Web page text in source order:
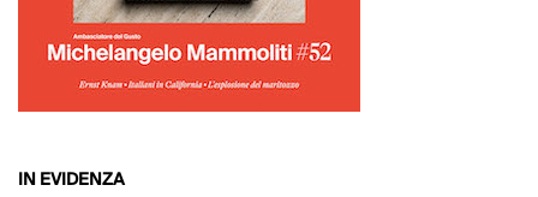
IN EVIDENZA